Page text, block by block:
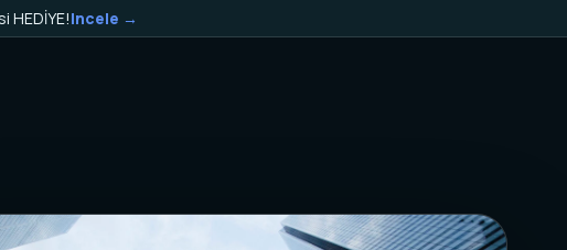
HEDİYE!Incele →